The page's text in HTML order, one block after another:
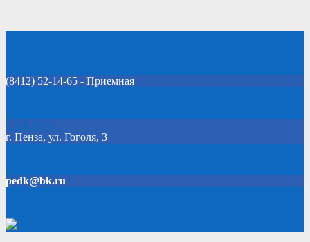
(8412) 52-14-65 - Приемная
Click Here
г. Пенза, ул. Гоголя, 3
pedk@bk.ru